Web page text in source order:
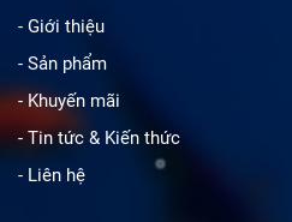
- Giới thiệu
- Sản phẩm
- Khuyến mãi
- Tin tức & Kiến thức
- Liên hệ